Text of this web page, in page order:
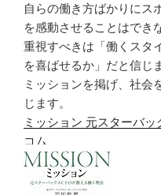
自らの働き方ばかりにス
を感動させることはでき
重視すべきは「働くスタ
を喜ばせるか」だと信じ
ミッションを掲げ、社会
じます。
ミッション 元スターバ
コム